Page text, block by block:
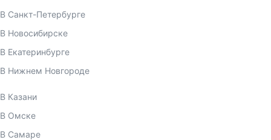
В Санкт-Петербурге
В Новосибирске
В Екатеринбурге
В Нижнем Новгороде
В Казани
В Омске
В Самаре